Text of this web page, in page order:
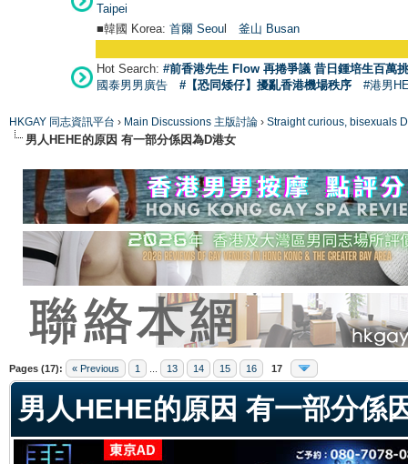
Taipei
■韓國 Korea: 首爾 Seoul 釜山 Busan
Hot Search: #前香港先生 Flow 再捲爭議 昔日鍾培生百萬
國泰男男廣告
#【恐同矮仔】擾亂香港機場秩序 #港男
HKGAY 同志資訊平台 › Main Discussions 主版討論 › Straight curious, bisexuals
男人HEHE的原因 有一部分係因為D港女
Pages (17): « Previous 1 13 14 15 16 17
男人HEHE的原因 有一部分係